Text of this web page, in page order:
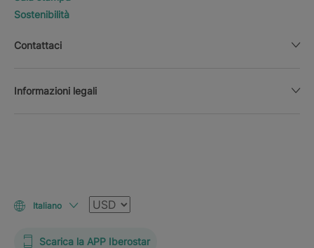
Sostenibilità
Contattaci
Informazioni legali
Italiano Valuta
Scarica la APP Iberostar